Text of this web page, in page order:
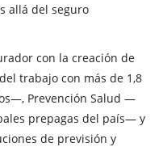
allá del seguro
con la creación de
trabajo con más de 1,8
Prevención Salud —
prepagas del país— y
de previsión y